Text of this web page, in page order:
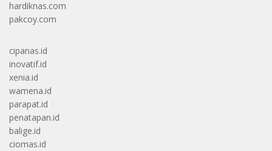
hardiknas.com
pakcoy.com
cipanas.id
inovatif.id
xenia.id
wamena.id
parapat.id
penatapan.id
balige.id
ciomas.id